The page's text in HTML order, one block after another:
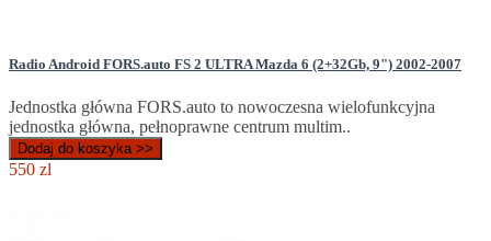
Radio Android FORS.auto FS 2 ULTRA Mazda 6 (2+32Gb, 9") 2002-2007
Jednostka główna FORS.auto to nowoczesna wielofunkcyjna
jednostka główna, pełnoprawne centrum multim..
Dodaj do koszyka >>
550 zl